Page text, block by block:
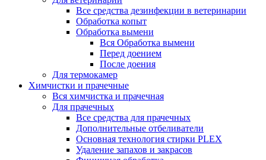
Все средства дезинфекции в ветеринарии
Обработка копыт
Обработка вымени
Вся Обработка вымени
Перед доением
После доения
Для термокамер
Химчистки и прачечные
Вся химчистка и прачечная
Для прачечных
Все средства для прачечных
Дополнительные отбеливатели
Основная технология стирки PLEX
Удаление запахов и закрасов